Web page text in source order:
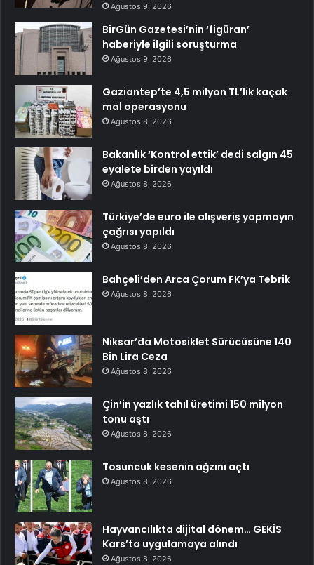
Ağustos 9, 2026
BirGün Gazetesi’nin ‘figüran’
haberiyle ilgili soruşturma
Ağustos 9, 2026
Gaziantep’te 4,5 milyon TL’lik kaçak
mal operasyonu
Ağustos 8, 2026
Bakanlık ‘Kontrol ettik’ dedi salgın 45
eyalete birden yayıldı
Ağustos 8, 2026
Türkiye’de euro ile alışveriş yapmayın
çağrısı yapıldı
Ağustos 8, 2026
Bahçeli’den Arca Çorum FK’ya Tebrik
Ağustos 8, 2026
Niksar’da Motosiklet Sürücüsüne 140
Bin Lira Ceza
Ağustos 8, 2026
Çin’in yazlık tahıl üretimi 150 milyon
tonu aştı
Ağustos 8, 2026
Tosuncuk kesenin ağzını açtı
Ağustos 8, 2026
Hayvancılıkta dijital dönem… GEKİS
Kars’ta uygulamaya alındı
Ağustos 8, 2026